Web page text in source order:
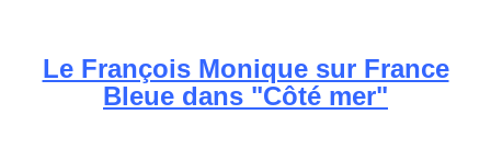
Le François Monique sur France
Bleue dans "Côté mer"